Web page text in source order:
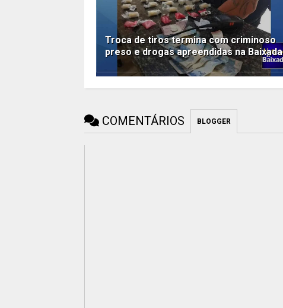
Troca de tiros termina com criminoso
preso e drogas apreendidas na Baixada
COMENTÁRIOS BLOGGER